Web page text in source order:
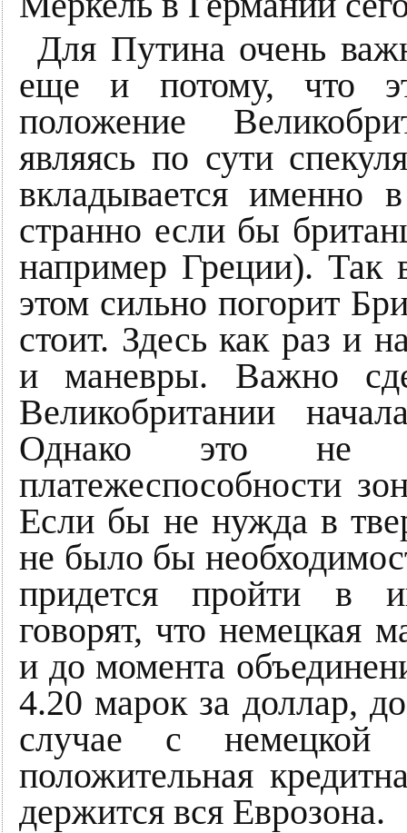
Для Путина очень
еще и потому, что
положение
являясь по сути
вкладывается именно
странно если бы
например Греции). Так
этом сильно погорит
стоит. Здесь как раз и
и маневры. Важно
Великобритании
Однако это не
платежеспособности
Если бы не нужда в
не было бы
придется пройти в
говорят, что немецкая
и до момента
4.20 марок за доллар,
случае с немецкой
положительная
держится вся Еврозона.